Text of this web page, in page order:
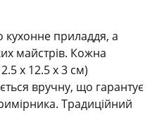
кухонне приладдя, а
майстрів. Кожна
х 12.5 х 3 см)
вручну, що гарантує
Традиційний
привносить на вашу